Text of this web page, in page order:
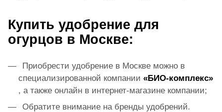
Купить удобрение для
огурцов в Москве:
Приобрести удобрение в Москве можно в
специализированной компании «БИО-комплекс»
, а также онлайн в интернет-магазине компании;
Обратите внимание на бренды удобрений.